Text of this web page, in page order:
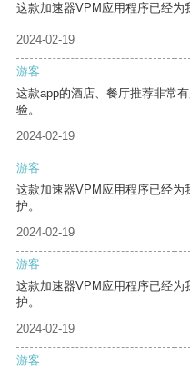
这款加速器VPM应用程序已经为
2024-02-19
游客
这款app的酒店、餐厅推荐非常
验。
2024-02-19
游客
这款加速器VPM应用程序已经
护。
2024-02-19
游客
这款加速器VPM应用程序已经
护。
2024-02-19
游客